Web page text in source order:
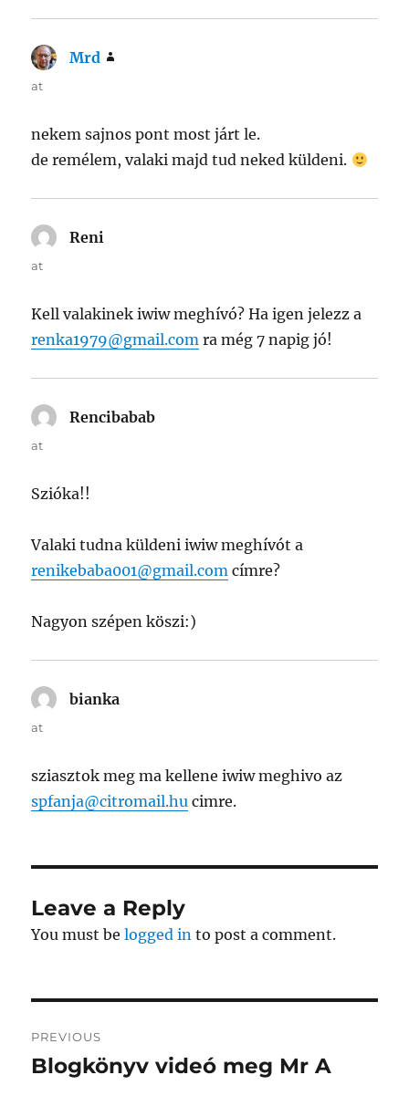
Mrd
at
nekem sajnos pont most járt le.
de remélem, valaki majd tud neked küldeni.
Reni
at
Kell valakinek iwiw meghívó? Ha igen jelezz a
renka1979@gmail.com ra még 7 napig jó!
Rencibabab
at
Szióka!!
Valaki tudna küldeni iwiw meghívót a
renikebaba001@gmail.com címre?
Nagyon szépen köszi:)
bianka
at
sziasztok meg ma kellene iwiw meghivo az
spfanja@citromail.hu cimre.
Leave a Reply
You must belogged in to post a comment.
navigation
PREVIOUS
Previous
Blogkönyv videó meg Mr A